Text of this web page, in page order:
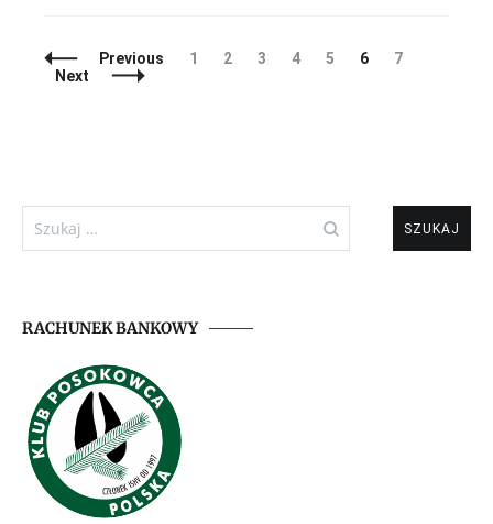
Posts
Navigation
Previous Page
1 Page
2 Page
3 Page
4 Page
5 Page
6 Page
7
Next
RACHUNEK BANKOWY